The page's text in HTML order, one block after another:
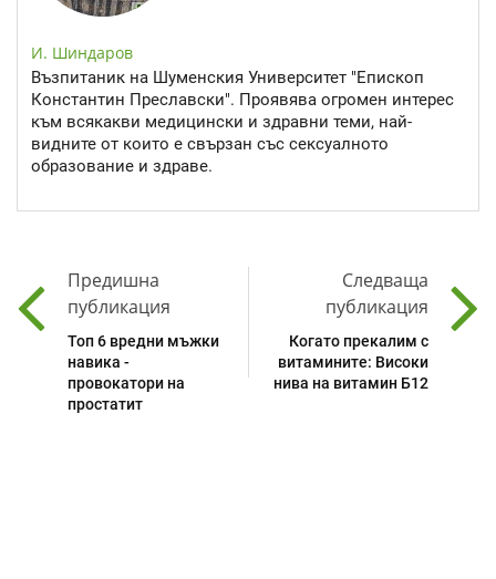
И. Шиндаров
Възпитаник на Шуменския Университет "Епископ
Константин Преславски". Проявява огромен интерес
към всякакви медицински и здравни теми, най-
видните от които е свързан със сексуалното
образование и здраве.
Предишна
публикация
Топ 6 вредни мъжки
навика -
провокатори на
простатит
Следваща
публикация
Когато прекалим с
витамините: Високи
нива на витамин Б12